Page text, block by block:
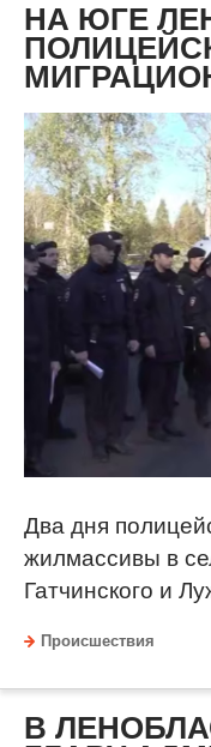
НА ЮГЕ
Два дня
жилмассивы в
Гатчинского и
Происшествия
В